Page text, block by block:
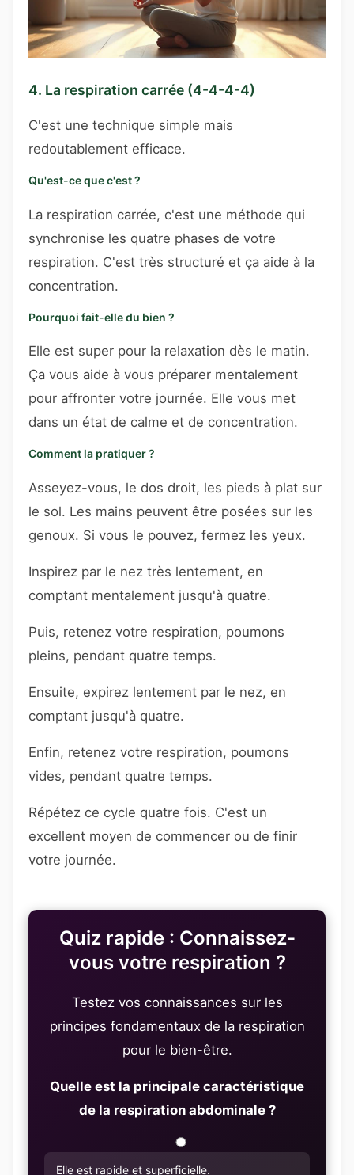
4. La respiration carrée (4-4-4-4)
C'est une technique simple mais
redoutablement efficace.
Qu'est-ce que c'est ?
La respiration carrée, c'est une méthode qui
synchronise les quatre phases de votre
respiration. C'est très structuré et ça aide à la
concentration.
Pourquoi fait-elle du bien ?
Elle est super pour la relaxation dès le matin.
Ça vous aide à vous préparer mentalement
pour affronter votre journée. Elle vous met
dans un état de calme et de concentration.
Comment la pratiquer ?
Asseyez-vous, le dos droit, les pieds à plat sur
le sol. Les mains peuvent être posées sur les
genoux. Si vous le pouvez, fermez les yeux.
Inspirez par le nez très lentement, en
comptant mentalement jusqu'à quatre.
Puis, retenez votre respiration, poumons
pleins, pendant quatre temps.
Ensuite, expirez lentement par le nez, en
comptant jusqu'à quatre.
Enfin, retenez votre respiration, poumons
vides, pendant quatre temps.
Répétez ce cycle quatre fois. C'est un
excellent moyen de commencer ou de finir
votre journée.
Quiz rapide : Connaissez-
vous votre respiration ?
Testez vos connaissances sur les
principes fondamentaux de la respiration
pour le bien-être.
Quelle est la principale caractéristique
de la respiration abdominale ?
Elle est rapide et superficielle.